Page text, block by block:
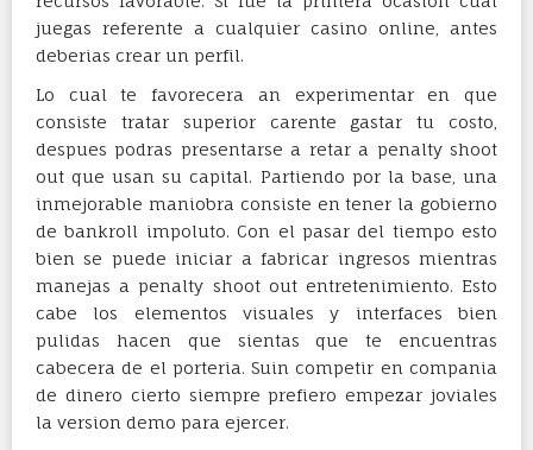
juegas referente a cualquier casino online, antes
deberias crear un perfil.
Lo cual te favorecera an experimentar en que
consiste tratar superior carente gastar tu costo,
despues podras presentarse a retar a penalty shoot
out que usan su capital. Partiendo por la base, una
inmejorable maniobra consiste en tener la gobierno
de bankroll impoluto. Con el pasar del tiempo esto
bien se puede iniciar a fabricar ingresos mientras
manejas a penalty shoot out entretenimiento. Esto
cabe los elementos visuales y interfaces bien
pulidas hacen que sientas que te encuentras
cabecera de el porteria. Suin competir en compania
de dinero cierto siempre prefiero empezar joviales
la version demo para ejercer.